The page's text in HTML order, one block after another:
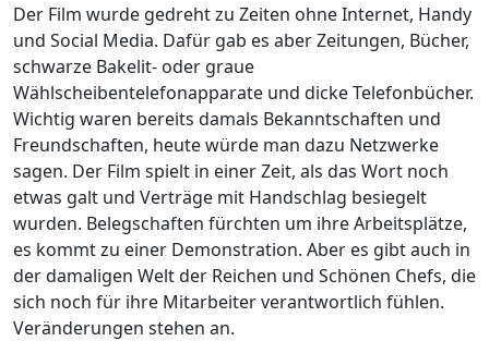
Der Film wurde gedreht zu Zeiten ohne Internet, Handy
und Social Media. Dafür gab es aber Zeitungen, Bücher,
schwarze Bakelit- oder graue
Wählscheibentelefonapparate und dicke Telefonbücher.
Wichtig waren bereits damals Bekanntschaften und
Freundschaften, heute würde man dazu Netzwerke
sagen. Der Film spielt in einer Zeit, als das Wort noch
etwas galt und Verträge mit Handschlag besiegelt
wurden. Belegschaften fürchten um ihre Arbeitsplätze,
es kommt zu einer Demonstration. Aber es gibt auch in
der damaligen Welt der Reichen und Schönen Chefs, die
sich noch für ihre Mitarbeiter verantwortlich fühlen.
Veränderungen stehen an.